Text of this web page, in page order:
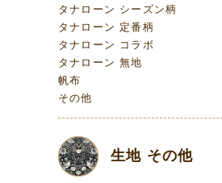
タナローン シーズン柄
タナローン 定番柄
タナローン コラボ
タナローン 無地
帆布
その他
生地 その他